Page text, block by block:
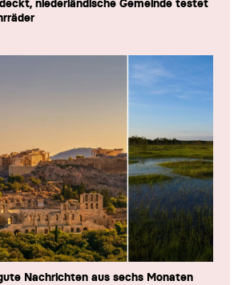
niederländische Gemeinde testet
Nachrichten aus sechs Monaten